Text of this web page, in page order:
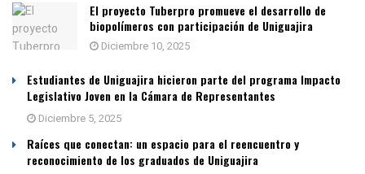
El proyecto Tuberpro promueve el desarrollo de
biopolímeros con participación de Uniguajira
Diciembre 10, 2025
Estudiantes de Uniguajira hicieron parte del programa Impacto
Legislativo Joven en la Cámara de Representantes
Diciembre 5, 2025
Raíces que conectan: un espacio para el reencuentro y
reconocimiento de los graduados de Uniguajira